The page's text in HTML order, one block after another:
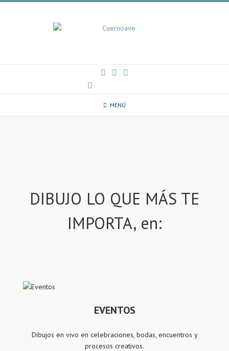
Ir
MENÚ
DIBUJO LO QUE MÁS TE
IMPORTA, en:
EVENTOS
Dibujos en vivo en celebraciones, bodas, encuentros y
procesos creativos.